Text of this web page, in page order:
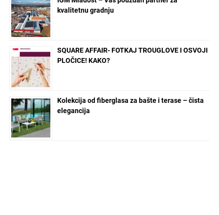
kvalitetnu gradnju
SQUARE AFFAIR- FOTKAJ TROUGLOVE I OSVOJI
PLOČICE! KAKO?
Kolekcija od fiberglasa za bašte i terase – čista
elegancija